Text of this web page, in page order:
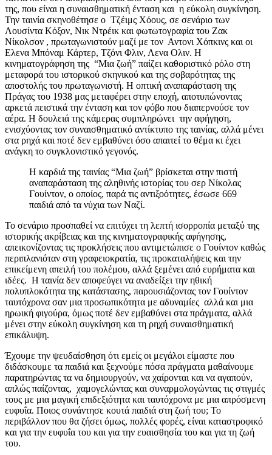
της, που είναι η συναισθηματική ένταση και η εύκολη συγκίνηση.
Την ταινία σκηνοθέτησε ο Τζέιμς Χόους, σε σενάριο των
Λουσίντα Κόξον, Νικ Ντρέικ και φωτωτογραφία του Ζακ
Νίκολσον , πρωταγωνιστούν μαζί με τον Αντονι Χόπκινς και οι
Ελενα Μπόναμ Κάρτερ, Τζόνι Φλιν, Λενα Ολιν. Η
κινηματογράφηση της “Μια ζωή” παίζει καθοριστικό ρόλο στη
μεταφορά του ιστορικού σκηνικού και της σοβαρότητας της
αποστολής του πρωταγωνιστή. Η οπτική αναπαράσταση της
Πράγας του 1938 μας μεταφέρει στην εποχή, αποτυπώνοντας
αρκετά πειστικά την ένταση και τον φόβο που διαπερνούσε τον
αέρα. Η δουλειά της κάμερας συμπληρώνει την αφήγηση,
ενισχύοντας τον συναισθηματικό αντίκτυπο της ταινίας, αλλά μένει
στα ρηχά και ποτέ δεν εμβαθύνει όσο απαιτεί το θέμα κι έχει
ανάγκη το συγκλονιστικό γεγονός.
Η καρδιά της ταινίας “Μια ζωή” βρίσκεται στην πιστή
αναπαράσταση της αληθινής ιστορίας του σερ Νίκολας
Γουίντον, ο οποίος, παρά τις αντιξοότητες, έσωσε 669
παιδιά από τα νύχια των Ναζί.
Το σενάριο προσπαθεί να επιτύχει τη λεπτή ισορροπία μεταξύ της
ιστορικής ακρίβειας και της κινηματογραφικής αφήγησης,
απεικονίζοντας τις προκλήσεις που αντιμετώπισε ο Γουίντον καθώς
περιπλανιόταν στη γραφειοκρατία, τις προκαταλήψεις και την
επικείμενη απειλή του πολέμου, αλλά ξεμένει από ευρήματα και
ιδέες. Η ταινία δεν αποφεύγει να αναδείξει την ηθική
πολυπλοκότητα της κατάστασης, παρουσιάζοντας τον Γουίντον
ταυτόχρονα σαν μια προσωπικότητα με αδυναμίες αλλά και μια
ηρωική φιγούρα, όμως ποτέ δεν εμβαθύνει στα πράγματα, αλλά
μένει στην εύκολη συγκίνηση και τη ρηχή συναισθηματική
επικάλυψη.
Έχουμε την ψευδαίσθηση ότι εμείς οι μεγάλοι είμαστε που
διδάσκουμε τα παιδιά και ξεχνούμε πόσα πράγματα μαθαίνουμε
παρατηρώντας τα να δημιουργούν, να χαίρονται και να αγαπούν,
απλώς παίζοντας, χαμογελώντας και συναρμολογώντας τις στιγμές
τους με μια μαγική επιδεξιότητα και ταυτόχρονα με μια απρόσμενη
ευφυΐα. Ποιος συνάντησε κουτά παιδιά στη ζωή του; Το
περιβάλλον που θα ζήσει όμως, πολλές φορές, είναι καταστροφικό
και για την ευφυΐα του και για την ευαισθησία του και για τη ζωή
του.